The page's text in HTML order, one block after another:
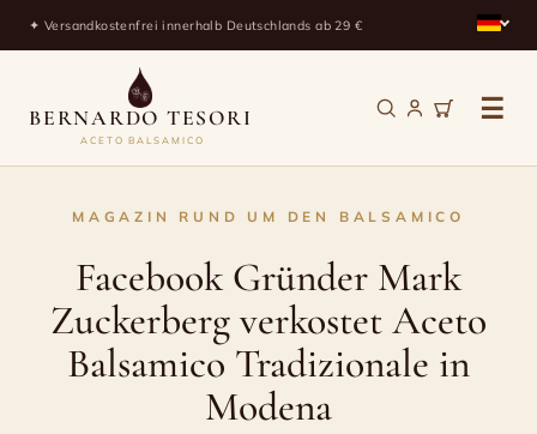
✦ Versandkostenfrei innerhalb Deutschlands ab 29 €
BERNARDO TESORI
ACETO BALSAMICO
☰
Gründer
Mark
Zuckerberg
verkostet
MAGAZIN RUND UM DEN BALSAMICO
Facebook Gründer Mark
Zuckerberg verkostet Aceto
Balsamico Tradizionale in
Modena